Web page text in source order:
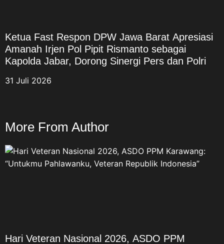
pelaksanaan sosialisasi ke
sekolah-sekolah agar generasi
muda memahami sejarah
perjuangan bangsa dan
ASDO menjelaskan bahwa
secara umum mencakup tiga
kelompok perjuangan. Pertama,
Kemerdekaan Republik
Ketua Fast Respon DPW Jawa Barat Apresiasi
Amanah Irjen Pol Pipit Rismanto sebagai
Kapolda Jabar, Dorong Sinergi Pers dan Polri
31 Juli 2026
More From Author
Hari Veteran Nasional 2026, ASDO PPM